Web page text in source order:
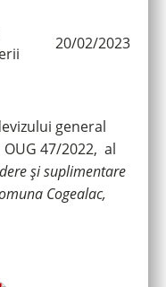
20/02/2023
general
47/2022, al
și suplimentare
Cogealac,